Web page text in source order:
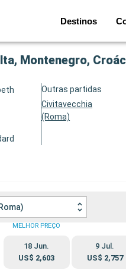
Destinos
Montenegro,
Outras partidas
Civitavecchia
(Roma)
MELHOR PREÇO
18 Jun.
US$ 2,603
9 Jul.
US$ 2,757